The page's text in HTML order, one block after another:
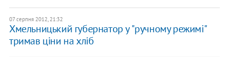
07 серпня 2012, 21:32
Хмельницький губернатор у "ручному режимі"
тримав ціни на хліб